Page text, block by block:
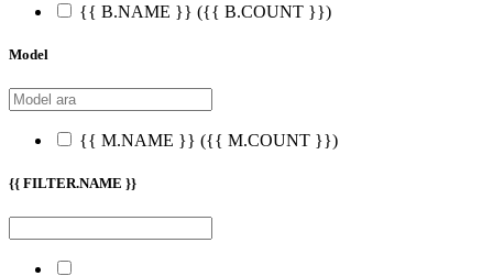
{{ B.NAME }} ({{ B.COUNT }})
Model
{{ M.NAME }} ({{ M.COUNT }})
{{ FILTER.NAME }}